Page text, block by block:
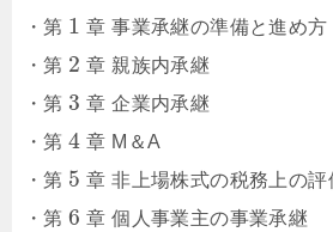
・第 1 章 事業承継の準備と進め方
・第 2 章 親族内承継
・第 3 章 企業内承継
・第4 章 M＆A
・第 5 章 非上場株式の税務上の評
・第6 章 個人事業主の事業承継